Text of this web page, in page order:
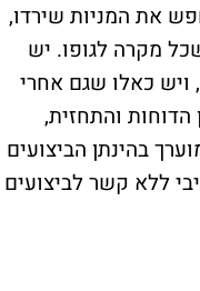
את המניות שירדו,
מקרה לגופו. יש
ויש כאלו שגם אחרי
הדוחות והתחזית,
בהינתן הביצועים
ללא קשר לביצועים